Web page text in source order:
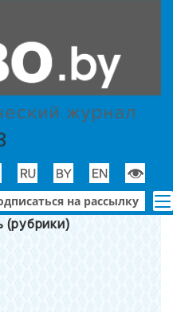
на рассылку
(рубрики)